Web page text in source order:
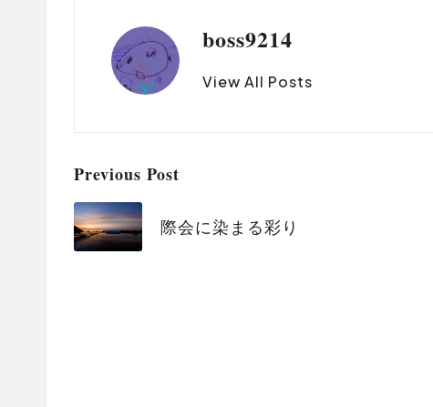
boss9214
View All Posts
Post
navigation
Previous Post
際会に染まる彩り